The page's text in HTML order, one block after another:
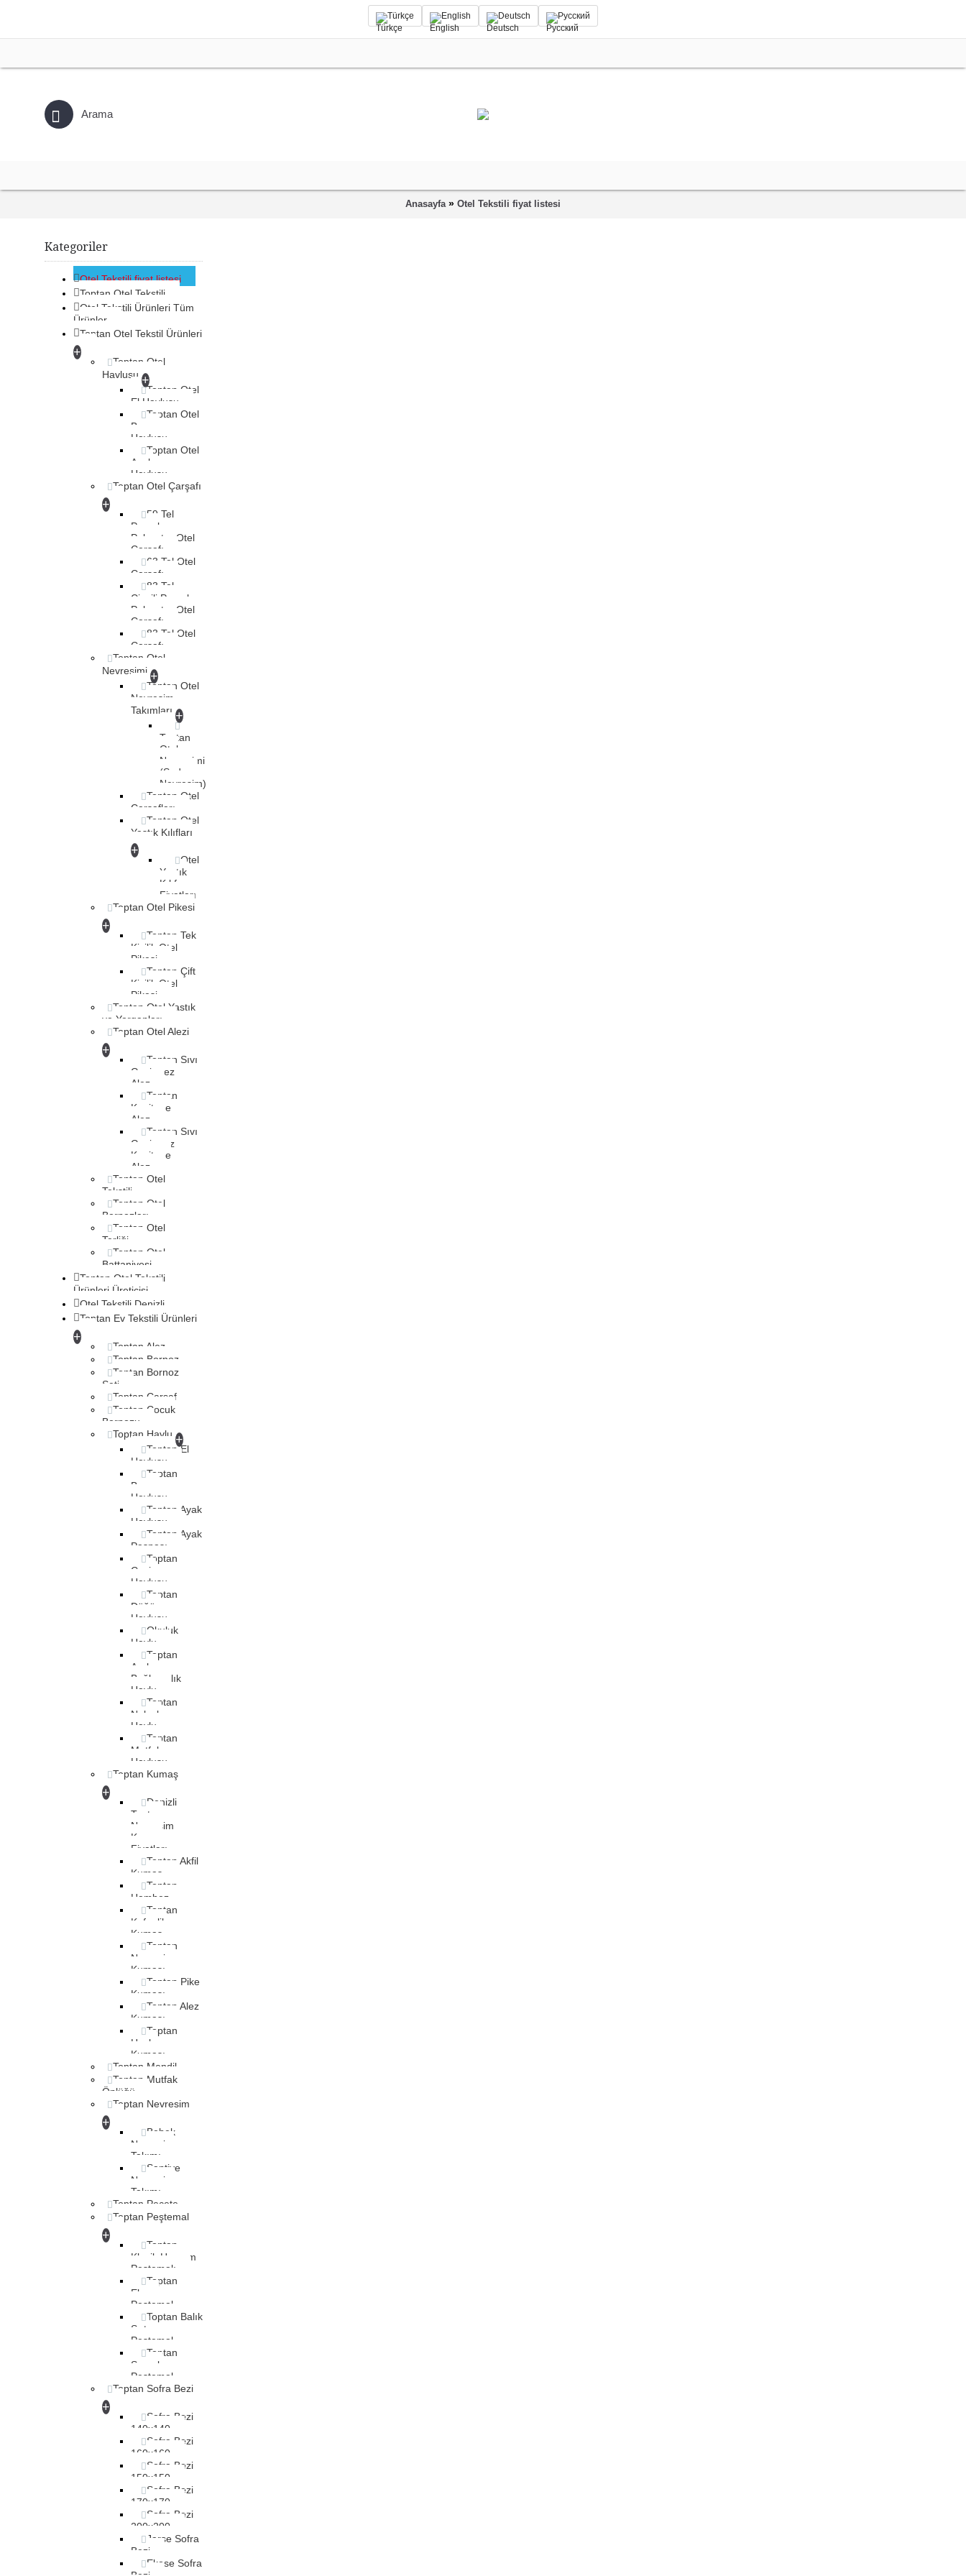
Türkçe English Deutsch Русский
Anasayfa » Otel Tekstili fiyat listesi
Kategoriler
Otel Tekstili fiyat listesi
Toptan Otel Tekstili
Otel Tekstili Ürünleri Tüm
Ürünler
Toptan Otel Tekstil Ürünleri
+
Toptan Otel
Havlusu +
Toptan Otel
El Havlusu
Toptan Otel
Banyo
Havlusu
Toptan Otel
Ayak
Havlusu
Toptan Otel Çarşafı
+
59 Tel
Pamuk
Polyester Otel
Çarşafı
63 Tel Otel
Çarşafı
83 Tel
Çizgili Pamuk
Polyester Otel
Çarşafı
83 Tel Otel
Çarşafı
Toptan Otel
Nevresimi +
Toptan Otel
Nevresim
Takımları +
Toptan
Otel
Nevresimi
(Sadece
Nevresim)
Toptan Otel
Çarşafları
Toptan Otel
Yastık Kılıfları
+
Otel
Yastık
Kılıfı
Fiyatları
Toptan Otel Pikesi
+
Toptan Tek
Kişilik Otel
Pikesi
Toptan Çift
Kişilik Otel
Pikesi
Toptan Otel Yastık
ve Yorganları
Toptan Otel Alezi
+
Toptan Sıvı
Geçirmez
Alez
Toptan
Kapitone
Alez
Toptan Sıvı
Geçirmez
Kapitone
Alez
Toptan Otel
Tekstili
Toptan Otel
Bornozları
Toptan Otel
Terliği
Toptan Otel
Battaniyesi
Toptan Otel Tekstili
Ürünleri Üreticisi
Otel Tekstili Denizli
Toptan Ev Tekstili Ürünleri
+
Toptan Alez
Toptan Bornoz
Toptan Bornoz
Seti
Toptan Çarşaf
Toptan Çocuk
Bornozu
Toptan Havlu +
Toptan El
Havlusu
Toptan
Banyo
Havlusu
Toptan Ayak
Havlusu
Toptan Ayak
Paspası
Toptan
Çeyiz
Havlusu
Toptan
Düğün
Havlusu
Okuluk
Havlu
Toptan
Araba
Bağlamalık
Havlu
Toptan
Nakışlı
Havlu
Toptan
Mutfak
Havlusu
Toptan Kumaş
+
Denizli
Toptan
Nevresim
Kumaş
Fiyatları
Toptan Akfil
Kumaş
Toptan
Hambez
Toptan
Kefenlik
Kumaş
Toptan
Nevresim
Kumaşı
Toptan Pike
Kumaşı
Toptan Alez
Kumaşı
Toptan
Havlu
Kumaşı
Toptan Mendil
Toptan Mutfak
Önlüğü
Toptan Nevresim
+
Bebek
Nevresim
Takımı
Şantiye
Nevresim
Takımı
Toptan Peçete
Toptan Peştemal
+
Toptan
Klasik Hamam
Peştemalı
Toptan
Elmas
Peştemal
Toptan Balık
Sırtı
Peştemal
Toptan
Saraylı
Peştemal
Toptan Sofra Bezi
+
Sofra Bezi
140x140
Sofra Bezi
160x160
Sofra Bezi
150x150
Sofra Bezi
170x170
Sofra Bezi
200x200
Jarse Sofra
Bezi
Ekose Sofra